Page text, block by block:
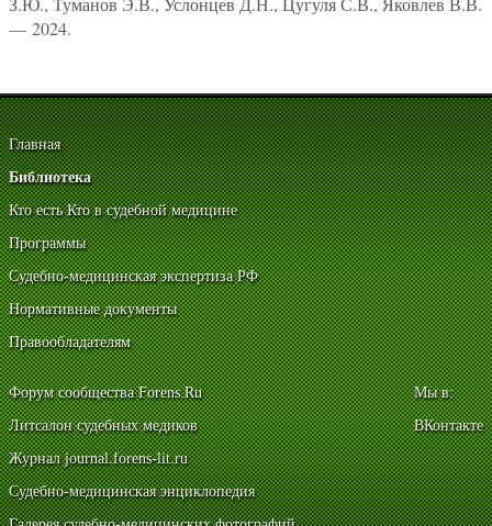
— 2024.
Главная
Библиотека
Кто есть Кто в судебной медицине
Программы
Судебно-медицинская экспертиза РФ
Нормативные документы
Правообладателям
Форум сообщества Forens.Ru
Литсалон судебных медиков
Журнал journal.forens-lit.ru
Судебно-медицинская энциклопедия
Мы в:
ВКонтакте